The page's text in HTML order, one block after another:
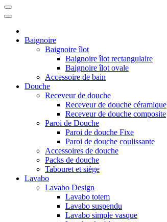
Baignoire
Baignoire îlot
Baignoire îlot rectangulaire
Baignoire îlot ovale
Accessoire de bain
Douche
Receveur de douche
Receveur de douche céramique
Receveur de douche composite
Paroi de Douche
Paroi de douche Fixe
Paroi de douche coulissante
Accessoires de douche
Packs de douche
Tabouret et siège
Lavabo
Lavabo Design
Lavabo totem
Lavabo suspendu
Lavabo simple vasque